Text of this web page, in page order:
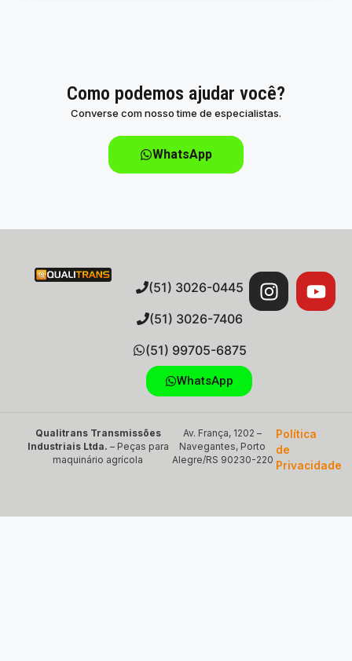
Como podemos ajudar você?
Converse com nosso time de especialistas.
WhatsApp
(51) 3026-0445
(51) 3026-7406
(51) 99705-6875
WhatsApp
Qualitrans Transmissões
Industriais Ltda. – Peças para
maquinário agrícola
Av. França, 1202 –
Navegantes, Porto
Alegre/RS 90230-220
Política
de
Privacidade